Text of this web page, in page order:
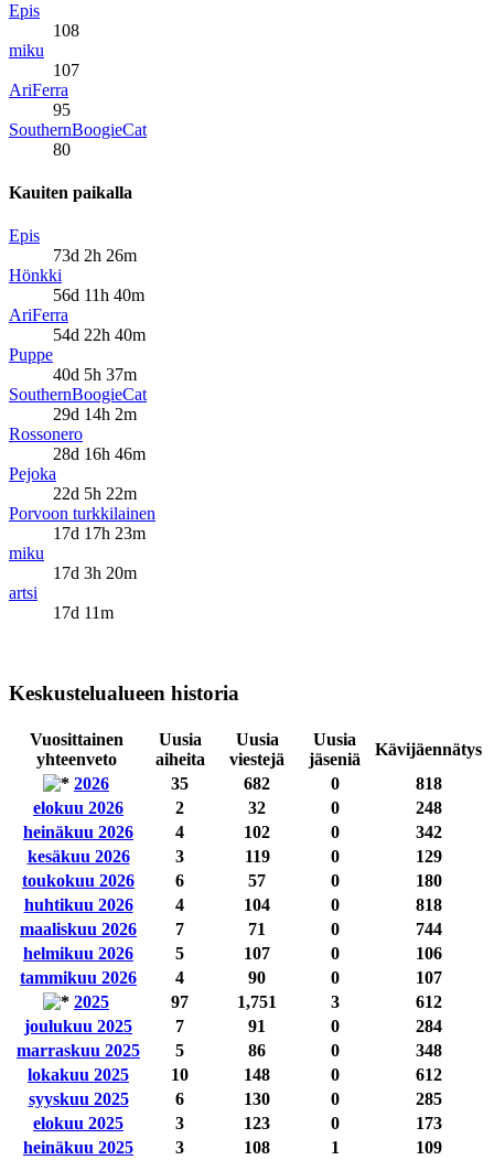
Epis
108
miku
107
AriFerra
95
SouthernBoogieCat
80
Kauiten paikalla
Epis
73d 2h 26m
Hönkki
56d 11h 40m
AriFerra
54d 22h 40m
Puppe
40d 5h 37m
SouthernBoogieCat
29d 14h 2m
Rossonero
28d 16h 46m
Pejoka
22d 5h 22m
Porvoon turkkilainen
17d 17h 23m
miku
17d 3h 20m
artsi
17d 11m
Keskustelualueen historia
Vuosittainen
yhteenveto
Uusia
aiheita
Uusia
viestejä
Uusia
jäseniä
Kävijäennätys
2026
35 682 0
818
elokuu 2026
2 32 0
248
heinäkuu 2026
4 102 0
342
kesäkuu 2026
3 119 0
129
toukokuu 2026
6 57 0
180
huhtikuu 2026
4 104 0
818
maaliskuu 2026
7 71 0
744
helmikuu 2026
5 107 0
106
tammikuu 2026
4 90 0
107
2025
97 1,751 3
612
joulukuu 2025
7 91 0
284
marraskuu 2025
5 86 0
348
lokakuu 2025
10 148 0
612
syyskuu 2025
6 130 0
285
elokuu 2025
3 123 0
173
heinäkuu 2025
3 108 1
109